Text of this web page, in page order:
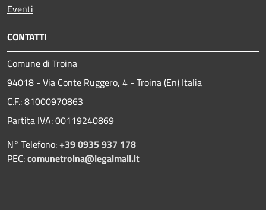
Eventi
CONTATTI
Comune di Troina
94018 - Via Conte Ruggero, 4 - Troina (En) Italia
C.F.: 81000970863
Partita IVA: 00119240869
N° Telefono:+39 0935 937 178
PEC:comunetroina@legalmail.it